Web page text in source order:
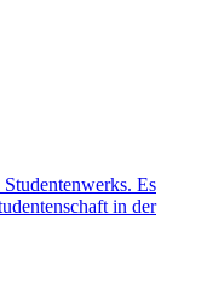
Es
in der